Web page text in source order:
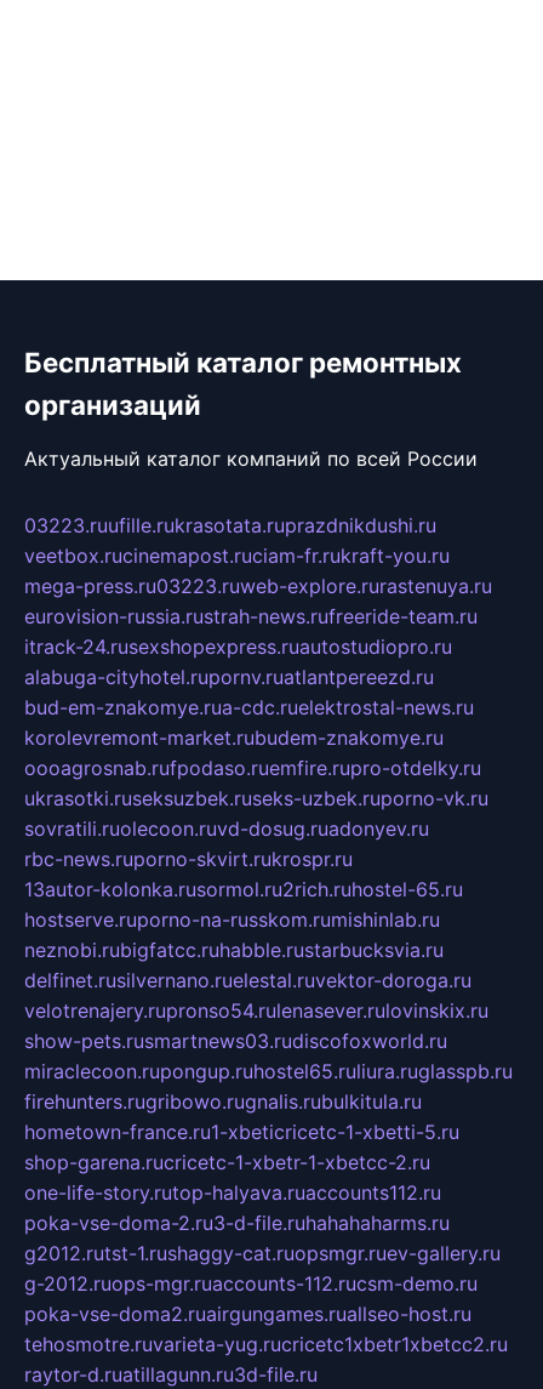
Бесплатный каталог ремонтных
организаций
Актуальный каталог компаний по всей России
03223.ruufille.rukrasotata.ruprazdnikdushi.ru
veetbox.rucinemapost.ruciam-fr.rukraft-you.ru
mega-press.ru03223.ruweb-explore.rurastenuya.ru
eurovision-russia.rustrah-news.rufreeride-team.ru
itrack-24.rusexshopexpress.ruautostudiopro.ru
alabuga-cityhotel.rupornv.ruatlantpereezd.ru
bud-em-znakomye.rua-cdc.ruelektrostal-news.ru
korolevremont-market.rubudem-znakomye.ru
oooagrosnab.rufpodaso.ruemfire.rupro-otdelky.ru
ukrasotki.ruseksuzbek.ruseks-uzbek.ruporno-vk.ru
sovratili.ruolecoon.ruvd-dosug.ruadonyev.ru
rbc-news.ruporno-skvirt.rukrospr.ru
13autor-kolonka.rusormol.ru2rich.ruhostel-65.ru
hostserve.ruporno-na-russkom.rumishinlab.ru
neznobi.rubigfatcc.ruhabble.rustarbucksvia.ru
delfinet.rusilvernano.ruelestal.ruvektor-doroga.ru
velotrenajery.rupronso54.rulenasever.rulovinskix.ru
show-pets.rusmartnews03.rudiscofoxworld.ru
miraclecoon.rupongup.ruhostel65.ruliura.ruglasspb.ru
firehunters.rugribowo.rugnalis.rubulkitula.ru
hometown-france.ru1-xbeticricetc-1-xbetti-5.ru
shop-garena.rucricetc-1-xbetr-1-xbetcc-2.ru
one-life-story.rutop-halyava.ruaccounts112.ru
poka-vse-doma-2.ru3-d-file.ruhahahaharms.ru
g2012.rutst-1.rushaggy-cat.ruopsmgr.ruev-gallery.ru
g-2012.ruops-mgr.ruaccounts-112.rucsm-demo.ru
poka-vse-doma2.ruairgungames.ruallseo-host.ru
tehosmotre.ruvarieta-yug.rucricetc1xbetr1xbetcc2.ru
raytor-d.ruatillagunn.ru3d-file.ru